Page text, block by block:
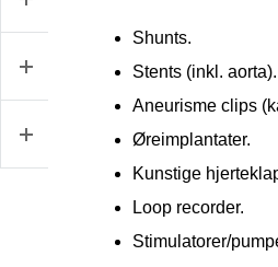
Shunts.
Stents (inkl. aorta).
Aneurisme clips
Øreimplantater.
Kunstige
Loop recorder.
Stimulatorer/